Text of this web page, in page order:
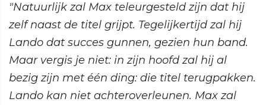
"Natuurlijk zal Max teleurgesteld zijn dat hij
zelf naast de titel grijpt. Tegelijkertijd zal hij
Lando dat succes gunnen, gezien hun band.
Maar vergis je niet: in zijn hoofd zal hij al
bezig zijn met één ding: die titel terugpakken.
Lando kan niet achteroverleunen. Max zal